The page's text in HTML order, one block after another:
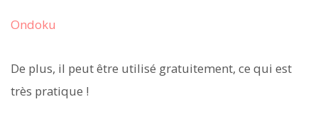
Ondoku
De plus, il peut être utilisé gratuitement, ce qui est
très pratique !